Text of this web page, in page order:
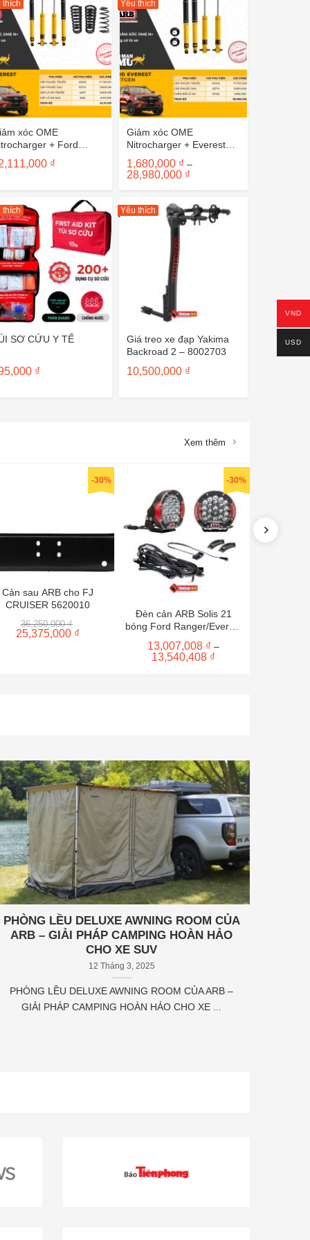
thích
xóc OME
+ Ford
Nextgen (4 lò xo)
₫
Yêu thích
Giảm xóc OME
Nitrocharger + Everest
Nextgen (Không lò xo)
1,680,000 ₫ –
28,980,000 ₫
từ
1,680,000 ₫
đến
28,980,000 ₫
thích
SƠ CỨU Y TẾ
₫
Yêu thích
Giá treo xe đạp Yakima
Backroad 2 – 8002703
10,500,000 ₫
Xem thêm
-30%
Cản sau ARB cho FJ
CRUISER 5620010
36,250,000₫
gốc
25,375,000 ₫
-30%
Đèn cản ARB Solis 21
bóng Ford Ranger/Everest
sau 2022
13,007,008 ₫ –
13,540,408 ₫
PHÒNG LỀU DELUXE AWNING ROOM CỦA
ARB – GIẢI PHÁP CAMPING HOÀN HẢO
CHO XE SUV
12 Tháng 3, 2025
PHÒNG LỀU DELUXE AWNING ROOM CỦA ARB –
GIẢI PHÁP CAMPING HOÀN HẢO CHO XE ...
VND
USD